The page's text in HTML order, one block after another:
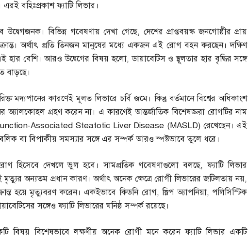
বহিঃপ্রকাশ ফ্যাটি লিভার।
উদ্বেগজনক। বিভিন্ন গবেষণায় দেখা গেছে, দেশের প্রাপ্তবয়স্ক জনগোষ্ঠীর প্রায়
অর্থাৎ প্রতি তিনজন মানুষের মধ্যে একজন এই রোগ বহন করছেন। দক্ষিণ
হার বেশি। আরও উদ্বেগের বিষয় হলো,ডায়াবেটিস ও স্থূলতার হার বৃদ্ধির সঙ্গে
বাড়ছে।
মদ্যপানের কারণেই মূলত লিভারে চর্বি জমে। কিন্তু বর্তমানে বিশ্বের অধিকাংশ
অ্যালকোহল গ্রহণ করেন না। এ কারণেই আন্তর্জাতিক বিশেষজ্ঞরা রোগটির নাম
Associated Steatotic Liver Disease (MASLD) রেখেছেন। এই
বা বিপাকীয় সমস্যার সঙ্গে এর সম্পর্ক আরও স্পষ্টভাবে তুলে ধরে।
হিসেবে দেখলে ভুল হবে। সামপ্রতিক গবেষণাগুলো বলছে,ফ্যাটি লিভার
অন্যতম প্রধান কারণ। অর্থাৎ অনেক ক্ষেত্রে রোগী লিভারের জটিলতায় নয়,
হয়ে মৃত্যুবরণ করেন। একইভাবে কিডনি রোগ,স্লিপ অ্যাপনিয়া, পলিসিস্টিক
সঙ্গেও ফ্যাটি লিভারের ঘনিষ্ঠ সম্পর্ক রয়েছে।
বিষয় বিশেষভাবে লক্ষণীয় অনেক রোগী মনে করেন ফ্যাটি লিভার একটি